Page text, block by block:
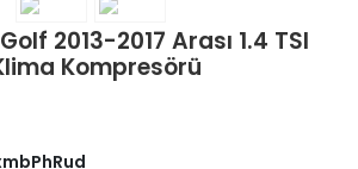
2013-2017 Arası 1.4 TSI
Kompresörü